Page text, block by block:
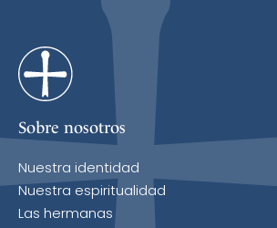
Sobre nosotros
Nuestra identidad
Nuestra espiritualidad
Las hermanas